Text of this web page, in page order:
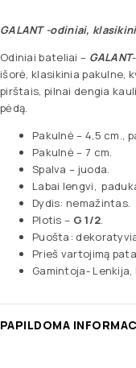
GALANT-odiniai,
Odiniai bateliai – GALANT
išorė, klasikinia pakulne,
pirštais, pilnai dengia
pėdą.
Pakulnė – 4,5 cm.,
Pakulnė – 7 cm.
Spalva – juoda.
Labai lengvi,
Dydis: nemažintas.
Plotis – G 1/2.
Puošta:
Prieš vartojimą
Gamintoja- Lenkija,
PAPILDOMA